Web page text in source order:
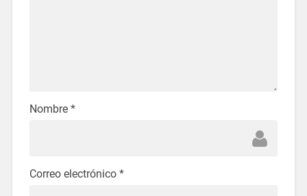
Nombre *
Correo electrónico *